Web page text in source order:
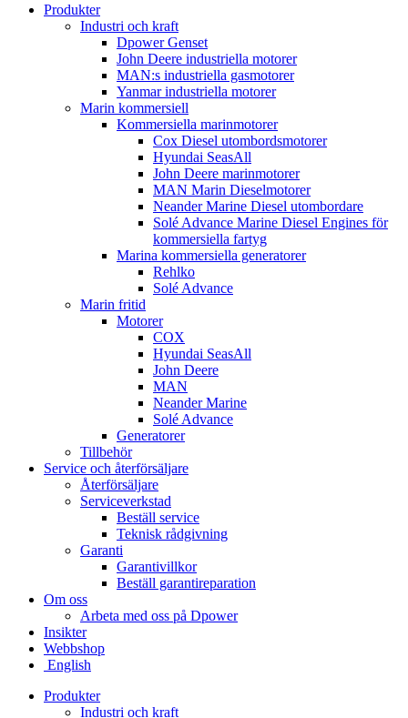
Produkter
Industri och kraft
Dpower Genset
John Deere industriella motorer
MAN:s industriella gasmotorer
Yanmar industriella motorer
Marin kommersiell
Kommersiella marinmotorer
Cox Diesel utombordsmotorer
Hyundai SeasAll
John Deere marinmotorer
MAN Marin Dieselmotorer
Neander Marine Diesel utombordare
Solé Advance Marine Diesel Engines för
kommersiella fartyg
Marina kommersiella generatorer
Rehlko
Solé Advance
Marin fritid
Motorer
COX
Hyundai SeasAll
John Deere
MAN
Neander Marine
Solé Advance
Generatorer
Tillbehör
Service och återförsäljare
Återförsäljare
Serviceverkstad
Beställ service
Teknisk rådgivning
Garanti
Garantivillkor
Beställ garantireparation
Om oss
Arbeta med oss på Dpower
Insikter
Webbshop
English
Produkter
Industri och kraft